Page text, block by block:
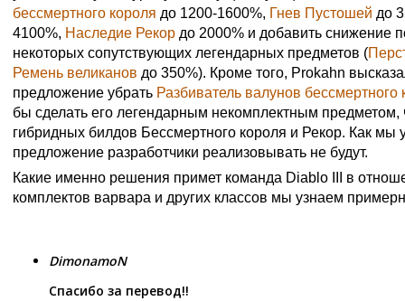
бессмертного короля до 1200-1600%, Гнев Пустошей до
4100%, Наследие Рекор до 2000% и добавить снижение
некоторых сопутствующих легендарных предметов (
Ремень великанов до 350%). Кроме того, Prokahn
предложение убрать Разбиватель валунов бессмертного
бы сделать его легендарным некомплектным предметом,
гибридных билдов Бессмертного короля и Рекор. Как мы
предложение разработчики реализовывать не будут.
Какие именно решения примет команда Diablo III в
комплектов варвара и других классов мы узнаем
DimonamoN
Спасибо за перевод!!